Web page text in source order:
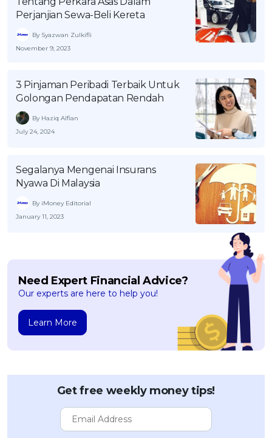
Perjanjian Sewa-Beli Kereta
By Syazwan Zulkifli
November 9, 2023
3 Pinjaman Peribadi Terbaik Untuk
Golongan Pendapatan Rendah
By Haziq Alfian
July 24, 2024
Segalanya Mengenai Insurans
Nyawa Di Malaysia
By iMoney Editorial
January 11, 2023
Need Expert Financial Advice?
Our experts are here to help you!
Learn More
Get free weekly money tips!